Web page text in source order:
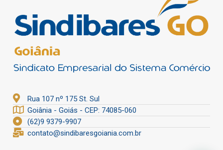
Rua 107 nº 175 St. Sul
Goiânia - Goiás - CEP: 74085-060
(62)9 9379-9907
contato@sindibaresgoiania.com.br